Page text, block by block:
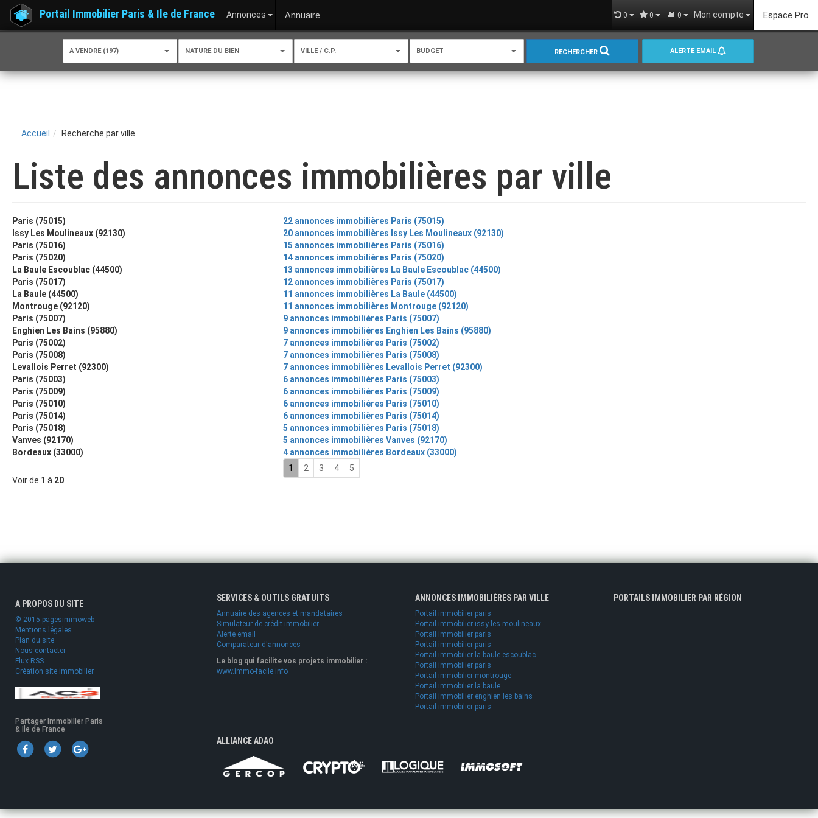
Portail Immobilier Paris & Ile de France Annonces Annuaire 0 0 0 Mon compte Espace Pro
A VENDRE (197) NATURE DU BIEN VILLE / C.P. BUDGET RECHERCHER ALERTE EMAIL
Accueil Recherche par ville
Liste des annonces immobilières par ville
Paris (75015)
22 annonces immobilières Paris (75015)
Issy Les Moulineaux (92130)
20 annonces immobilières Issy Les Moulineaux (92130)
Paris (75016)
15 annonces immobilières Paris (75016)
Paris (75020)
14 annonces immobilières Paris (75020)
La Baule Escoublac (44500)
13 annonces immobilières La Baule Escoublac (44500)
Paris (75017)
12 annonces immobilières Paris (75017)
La Baule (44500)
11 annonces immobilières La Baule (44500)
Montrouge (92120)
11 annonces immobilières Montrouge (92120)
Paris (75007)
9 annonces immobilières Paris (75007)
Enghien Les Bains (95880)
9 annonces immobilières Enghien Les Bains (95880)
Paris (75002)
7 annonces immobilières Paris (75002)
Paris (75008)
7 annonces immobilières Paris (75008)
Levallois Perret (92300)
7 annonces immobilières Levallois Perret (92300)
Paris (75003)
6 annonces immobilières Paris (75003)
Paris (75009)
6 annonces immobilières Paris (75009)
Paris (75010)
6 annonces immobilières Paris (75010)
Paris (75014)
6 annonces immobilières Paris (75014)
Paris (75018)
5 annonces immobilières Paris (75018)
Vanves (92170)
5 annonces immobilières Vanves (92170)
Bordeaux (33000)
4 annonces immobilières Bordeaux (33000)
Voir de 1 à 20
1 2 3 4 5
A PROPOS DU SITE
© 2015 pagesimmoweb
Mentions légales
Plan du site
Nous contacter
Flux RSS
Création site immobilier
Partager Immobilier Paris
& Ile de France
SERVICES & OUTILS GRATUITS
Annuaire des agences et mandataires
Simulateur de crédit immobilier
Alerte email
Comparateur d'annonces
Le blog qui facilite vos projets immobilier :
www.immo-facile.info
ANNONCES IMMOBILIÈRES PAR VILLE
Portail immobilier paris
Portail immobilier issy les moulineaux
Portail immobilier paris
Portail immobilier paris
Portail immobilier la baule escoublac
Portail immobilier paris
Portail immobilier montrouge
Portail immobilier la baule
Portail immobilier enghien les bains
Portail immobilier paris
ALLIANCE ADAO
PORTAILS IMMOBILIER PAR RÉGION